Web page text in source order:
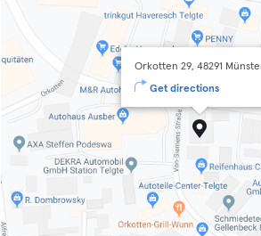
Orkotten 29, 48291
Get directions